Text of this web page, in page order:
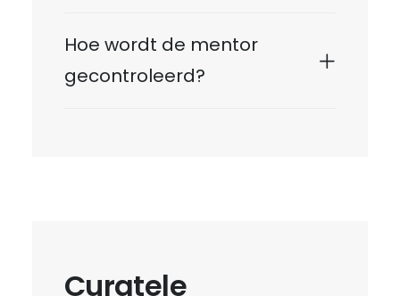
Hoe wordt de mentor
gecontroleerd?
Curatele